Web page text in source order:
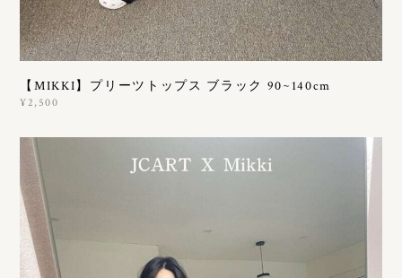
【MIKKI】プリーツトップス ブラック 90~140cm
¥2,500